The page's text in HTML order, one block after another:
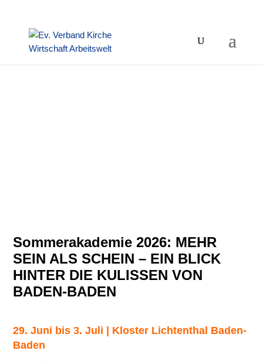
Sommerakademie 2026: MEHR
SEIN ALS SCHEIN – EIN BLICK
HINTER DIE KULISSEN VON
BADEN-BADEN
29. Juni bis 3. Juli | Kloster Lichtenthal Baden-
Baden